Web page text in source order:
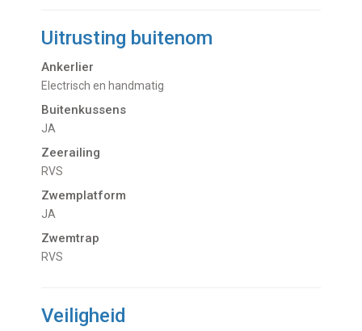
Uitrusting buitenom
Ankerlier
Electrisch en handmatig
Buitenkussens
JA
Zeerailing
RVS
Zwemplatform
JA
Zwemtrap
RVS
Veiligheid